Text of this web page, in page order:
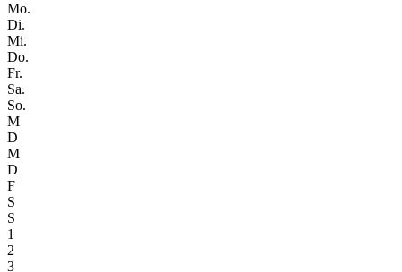
Mo.
Di.
Mi.
Do.
Fr.
Sa.
So.
M
D
M
D
F
S
S
1
2
3